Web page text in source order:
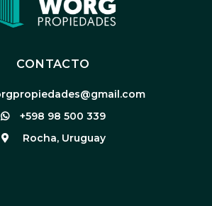
CONTACTO
+598 98 500 339
Rocha, Uruguay